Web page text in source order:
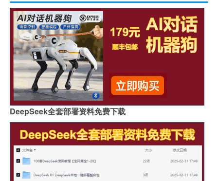
DeepSeek全套部署资料免费下载